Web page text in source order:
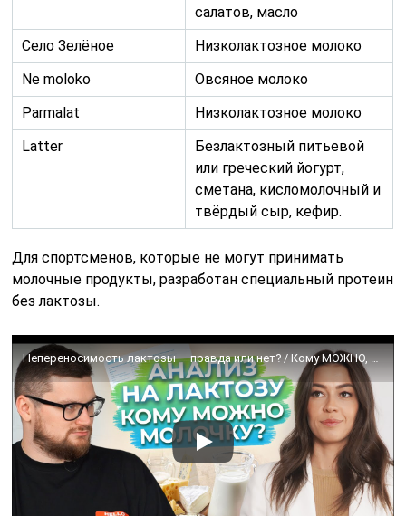
салатов, масло
Село Зелёное
Низколактозное молоко
Ne moloko
Овсяное молоко
Рarmalat
Низколактозное молоко
Latter
Безлактозный питьевой
или греческий йогурт,
сметана, кисломолочный и
твёрдый сыр, кефир.
Для спортсменов, которые не могут принимать
молочные продукты, разработан специальный протеин
без лактозы.